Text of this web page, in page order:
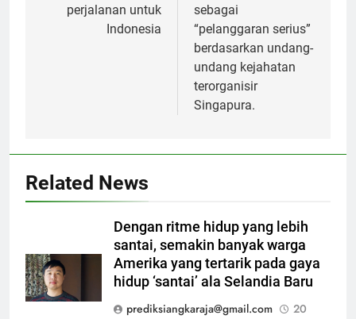
perjalanan untuk
Indonesia
sebagai
“pelanggaran serius”
berdasarkan undang-
undang kejahatan
terorganisir
Singapura.
Related News
Dengan ritme hidup yang lebih
santai, semakin banyak warga
Amerika yang tertarik pada gaya
hidup ‘santai’ ala Selandia Baru
prediksiangkaraja@gmail.com
20